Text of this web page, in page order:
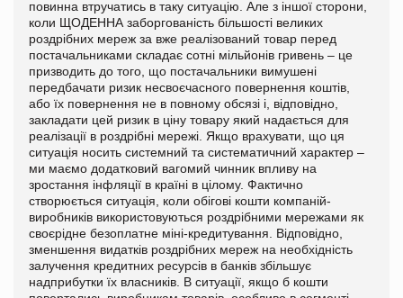
повинна втручатись в таку ситуацію. Але з іншої сторони,
коли ЩОДЕННА заборгованість більшості великих
роздрібних мереж за вже реалізований товар перед
постачальниками складає сотні мільйонів гривень – це
призводить до того, що постачальники вимушені
передбачати ризик несвоєчасного повернення коштів,
або їх повернення не в повному обсязі і, відповідно,
закладати цей ризик в ціну товару який надається для
реалізації в роздрібні мережі. Якщо врахувати, що ця
ситуація носить системний та систематичний характер –
ми маємо додатковий вагомий чинник впливу на
зростання інфляції в країні в цілому. Фактично
створюється ситуація, коли обігові кошти компаній-
виробників використовуються роздрібними мережами як
своєрідне безоплатне міні-кредитування. Відповідно,
зменшення видатків роздрібних мереж на необхідність
залучення кредитних ресурсів в банків збільшує
надприбутки їх власників. В ситуації, якщо б кошти